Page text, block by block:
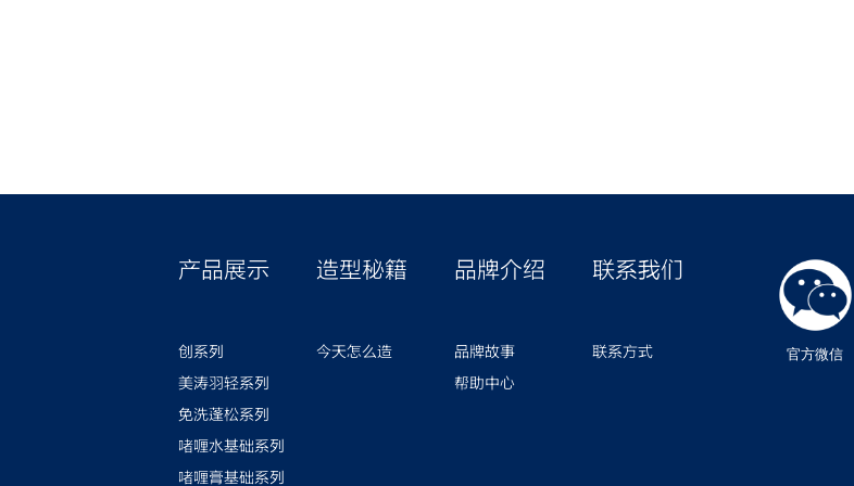
产品展示 造型秘籍 品牌介绍 联系我们
创系列
美涛羽轻系列
免洗蓬松系列
啫喱水基础系列
啫喱膏基础系列
今天怎么造
品牌故事
帮助中心
联系方式 官方微信